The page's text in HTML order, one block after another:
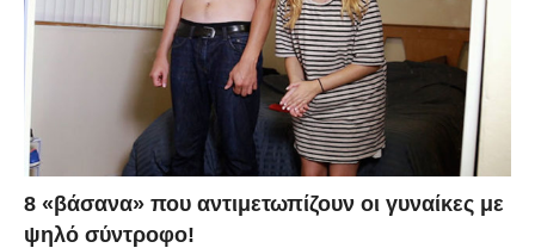
8 «βάσανα» που αντιμετωπίζουν οι γυναίκες με
ψηλό σύντροφο!